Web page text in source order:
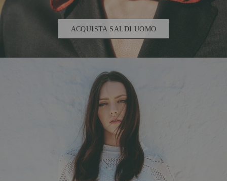
ACQUISTA SALDI UOMO